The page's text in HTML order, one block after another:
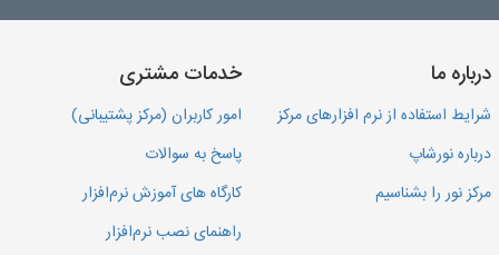
درباره ما
شرایط استفاده از نرم افزارهای مرکز
درباره نورشاپ
مرکز نور را بشناسیم
خدمات مشتری
امور کاربران (مرکز پشتیبانی)
پاسخ به سوالات
کارگاه های آموزش نرم‌افزار
راهنمای نصب نرم‌افزار